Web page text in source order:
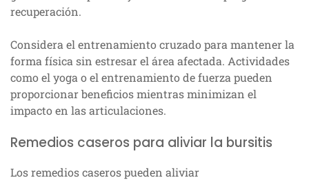
recuperación.
Considera el entrenamiento cruzado para mantener la
forma física sin estresar el área afectada. Actividades
como el yoga o el entrenamiento de fuerza pueden
proporcionar beneficios mientras minimizan el
impacto en las articulaciones.
Remedios caseros para aliviar la bursitis
Los remedios caseros pueden aliviar